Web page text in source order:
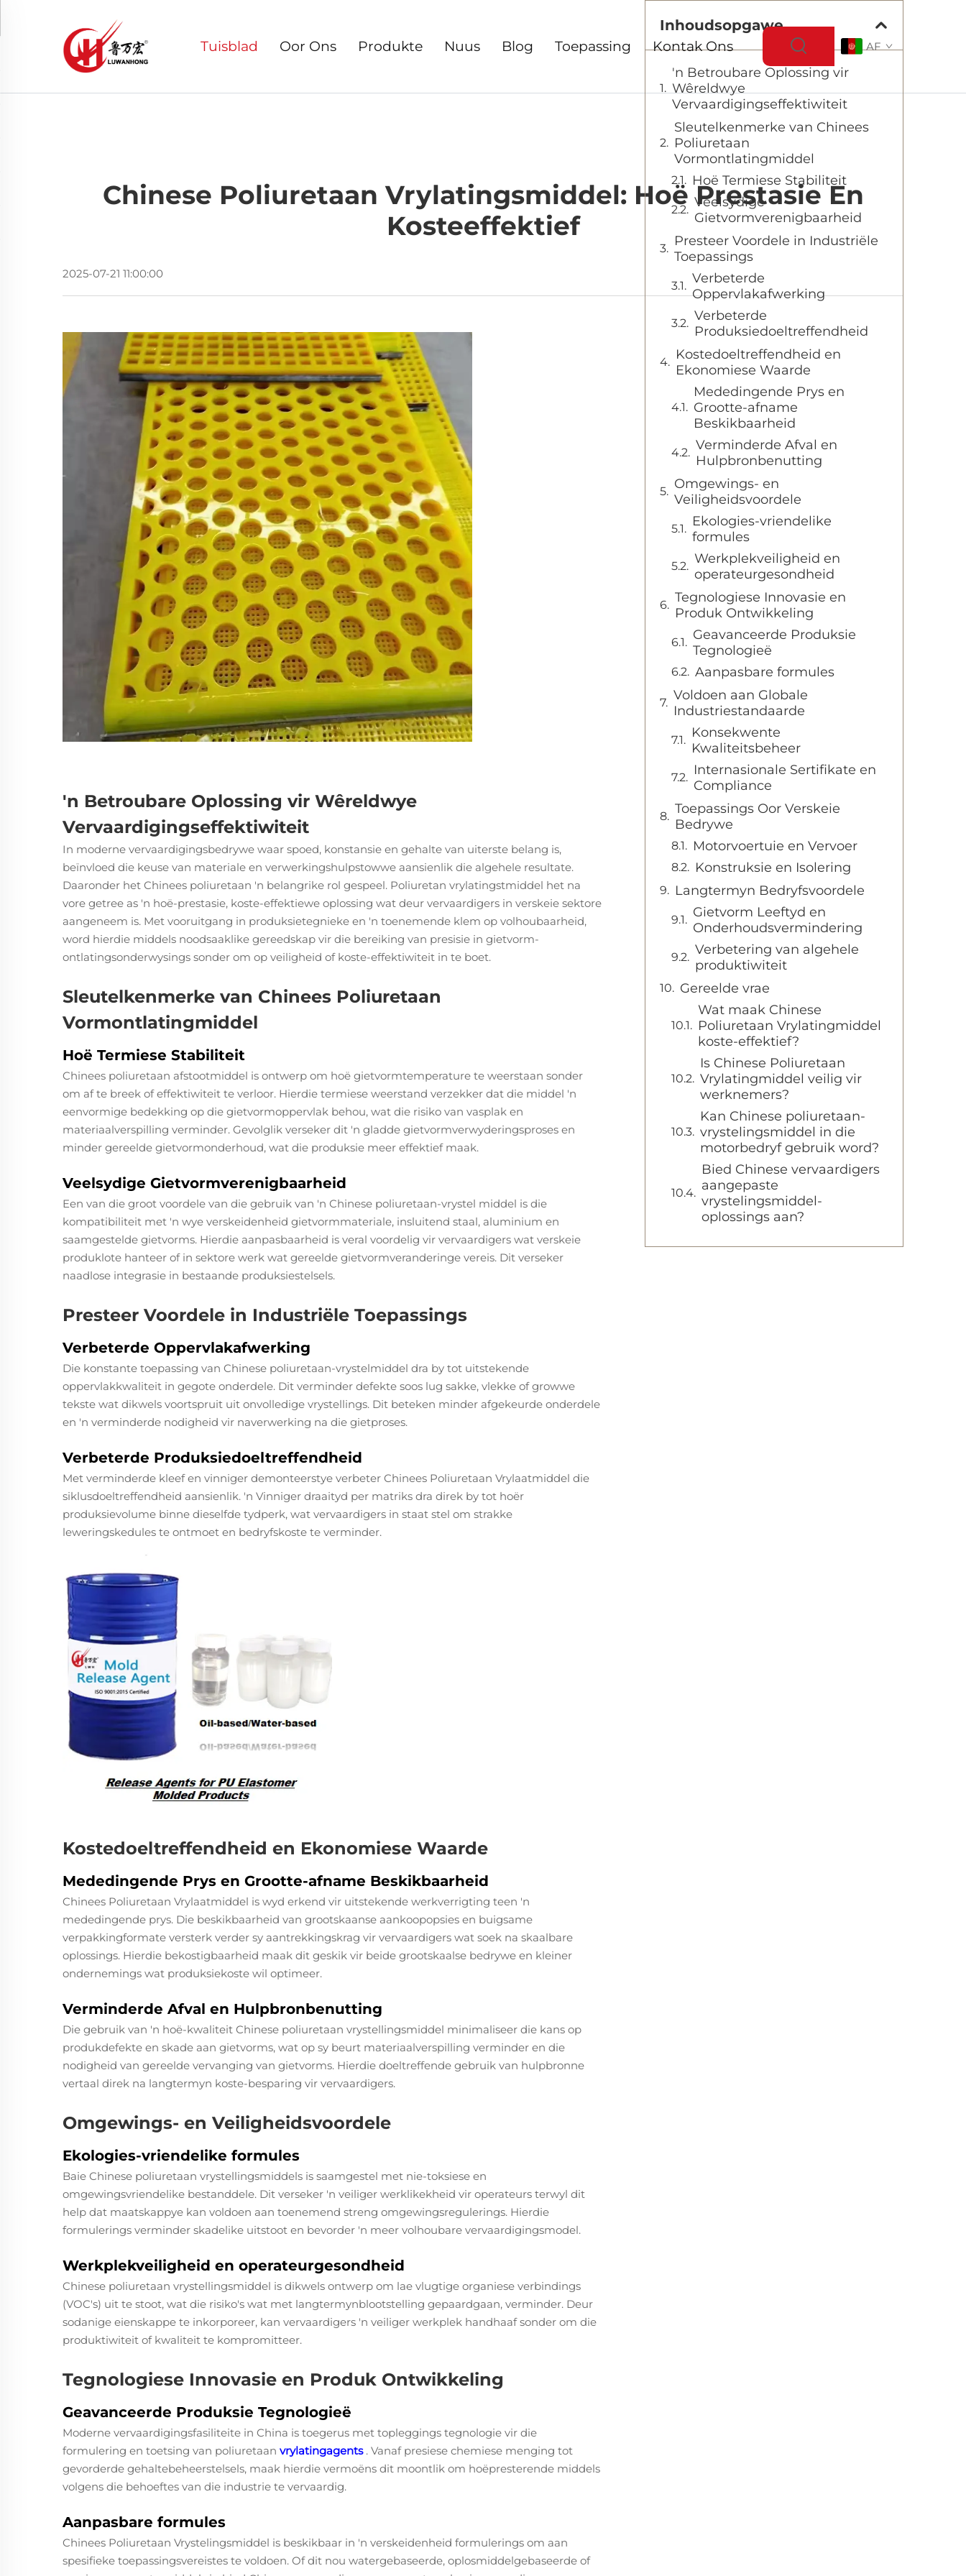
Tuisblad Oor Ons Produkte Nuus Blog Toepassing Kontak Ons AF
Chinese Poliuretaan Vrylatingsmiddel: Hoë Prestasie En
Kosteeffektief
2025-07-21 11:00:00
'n Betroubare Oplossing vir Wêreldwye
Vervaardigingseffektiwiteit
In moderne vervaardigingsbedrywe waar spoed, konstansie en gehalte van uiterste belang is,
beïnvloed die keuse van materiale en verwerkingshulpstowwe aansienlik die algehele resultate.
Daaronder het Chinees poliuretaan 'n belangrike rol gespeel. Poliuretan vrylatingstmiddel het na
vore getree as 'n hoë-prestasie, koste-effektiewe oplossing wat deur vervaardigers in verskeie sektore
aangeneem is. Met vooruitgang in produksietegnieke en 'n toenemende klem op volhoubaarheid,
word hierdie middels noodsaaklike gereedskap vir die bereiking van presisie in gietvorm-
ontlatingsonderwysings sonder om op veiligheid of koste-effektiwiteit in te boet.
Sleutelkenmerke van Chinees Poliuretaan
Vormontlatingmiddel
Hoë Termiese Stabiliteit
Chinees poliuretaan afstootmiddel is ontwerp om hoë gietvormtemperature te weerstaan sonder
om af te breek of effektiwiteit te verloor. Hierdie termiese weerstand verzekker dat die middel 'n
eenvormige bedekking op die gietvormoppervlak behou, wat die risiko van vasplak en
materiaalverspilling verminder. Gevolglik verseker dit 'n gladde gietvormverwyderingsproses en
minder gereelde gietvormonderhoud, wat die produksie meer effektief maak.
Veelsydige Gietvormverenigbaarheid
Een van die groot voordele van die gebruik van 'n Chinese poliuretaan-vrystel middel is die
kompatibiliteit met 'n wye verskeidenheid gietvormmateriale, insluitend staal, aluminium en
saamgestelde gietvorms. Hierdie aanpasbaarheid is veral voordelig vir vervaardigers wat verskeie
produklote hanteer of in sektore werk wat gereelde gietvormveranderinge vereis. Dit verseker
naadlose integrasie in bestaande produksiestelsels.
Presteer Voordele in Industriële Toepassings
Verbeterde Oppervlakafwerking
Die konstante toepassing van Chinese poliuretaan-vrystelmiddel dra by tot uitstekende
oppervlakkwaliteit in gegote onderdele. Dit verminder defekte soos lug sakke, vlekke of growwe
tekste wat dikwels voortspruit uit onvolledige vrystellings. Dit beteken minder afgekeurde onderdele
en 'n verminderde nodigheid vir naverwerking na die gietproses.
Verbeterde Produksiedoeltreffendheid
Met verminderde kleef en vinniger demonteerstye verbeter Chinees Poliuretaan Vrylaatmiddel die
siklusdoeltreffendheid aansienlik. 'n Vinniger draaityd per matriks dra direk by tot hoër
produksievolume binne dieselfde tydperk, wat vervaardigers in staat stel om strakke
leweringskedules te ontmoet en bedryfskoste te verminder.
Kostedoeltreffendheid en Ekonomiese Waarde
Mededingende Prys en Grootte-afname Beskikbaarheid
Chinees Poliuretaan Vrylaatmiddel is wyd erkend vir uitstekende werkverrigting teen 'n
mededingende prys. Die beskikbaarheid van grootskaanse aankoopopsies en buigsame
verpakkingformate versterk verder sy aantrekkingskrag vir vervaardigers wat soek na skaalbare
oplossings. Hierdie bekostigbaarheid maak dit geskik vir beide grootskaalse bedrywe en kleiner
ondernemings wat produksiekoste wil optimeer.
Verminderde Afval en Hulpbronbenutting
Die gebruik van 'n hoë-kwaliteit Chinese poliuretaan vrystellingsmiddel minimaliseer die kans op
produkdefekte en skade aan gietvorms, wat op sy beurt materiaalverspilling verminder en die
nodigheid van gereelde vervanging van gietvorms. Hierdie doeltreffende gebruik van hulpbronne
vertaal direk na langtermyn koste-besparing vir vervaardigers.
Omgewings- en Veiligheidsvoordele
Ekologies-vriendelike formules
Baie Chinese poliuretaan vrystellingsmiddels is saamgestel met nie-toksiese en
omgewingsvriendelike bestanddele. Dit verseker 'n veiliger werklikekheid vir operateurs terwyl dit
help dat maatskappye kan voldoen aan toenemend streng omgewingsregulerings. Hierdie
formulerings verminder skadelike uitstoot en bevorder 'n meer volhoubare vervaardigingsmodel.
Werkplekveiligheid en operateurgesondheid
Chinese poliuretaan vrystellingsmiddel is dikwels ontwerp om lae vlugtige organiese verbindings
(VOC's) uit te stoot, wat die risiko's wat met langtermynblootstelling gepaardgaan, verminder. Deur
sodanige eienskappe te inkorporeer, kan vervaardigers 'n veiliger werkplek handhaaf sonder om die
produktiwiteit of kwaliteit te kompromitteer.
Tegnologiese Innovasie en Produk Ontwikkeling
Geavanceerde Produksie Tegnologieë
Moderne vervaardigingsfasiliteite in China is toegerus met topleggings tegnologie vir die
formulering en toetsing van poliuretaan vrylatingagents . Vanaf presiese chemiese menging tot
gevorderde gehaltebeheerstelsels, maak hierdie vermoëns dit moontlik om hoëpresterende middels
volgens die behoeftes van die industrie te vervaardig.
Aanpasbare formules
Chinees Poliuretaan Vrystelingsmiddel is beskikbaar in 'n verskeidenheid formulerings om aan
spesifieke toepassingsvereistes te voldoen. Of dit nou watergebaseerde, oplosmiddelgebaseerde of
Inhoudsopgawe
'n Betroubare Oplossing vir
Wêreldwye
Vervaardigingseffektiwiteit
Sleutelkenmerke van Chinees
Poliuretaan
Vormontlatingmiddel
Hoë Termiese Stabiliteit
Veelsydige
Gietvormverenigbaarheid
Presteer Voordele in Industriële
Toepassings
Verbeterde
Oppervlakafwerking
Verbeterde
Produksiedoeltreffendheid
Kostedoeltreffendheid en
Ekonomiese Waarde
Mededingende Prys en
Grootte-afname
Beskikbaarheid
Verminderde Afval en
Hulpbronbenutting
Omgewings- en
Veiligheidsvoordele
Ekologies-vriendelike
formules
Werkplekveiligheid en
operateurgesondheid
Tegnologiese Innovasie en
Produk Ontwikkeling
Geavanceerde Produksie
Tegnologieë
Aanpasbare formules
Voldoen aan Globale
Industriestandaarde
Konsekwente
Kwaliteitsbeheer
Internasionale Sertifikate en
Compliance
Toepassings Oor Verskeie
Bedrywe
Motorvoertuie en Vervoer
Konstruksie en Isolering
Langtermyn Bedryfsvoordele
Gietvorm Leeftyd en
Onderhoudsvermindering
Verbetering van algehele
produktiwiteit
Gereelde vrae
Wat maak Chinese
Poliuretaan Vrylatingmiddel
koste-effektief?
Is Chinese Poliuretaan
Vrylatingmiddel veilig vir
werknemers?
Kan Chinese poliuretaan-
vrystelingsmiddel in die
motorbedryf gebruik word?
Bied Chinese vervaardigers
aangepaste
vrystelingsmiddel-
oplossings aan?